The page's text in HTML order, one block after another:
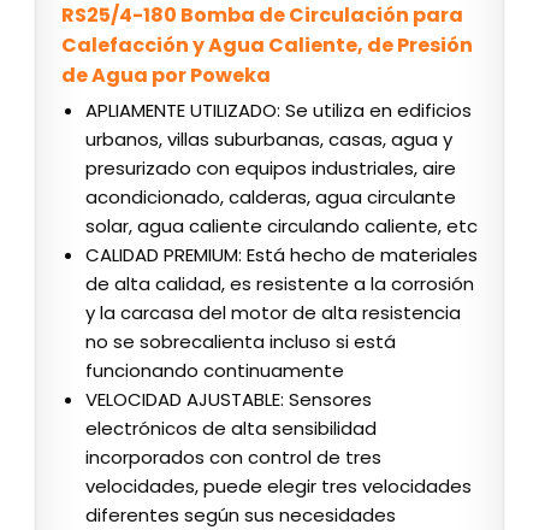
RS25/4-180 Bomba de Circulación para
Calefacción y Agua Caliente, de Presión
de Agua por Poweka
APLIAMENTE UTILIZADO: Se utiliza en edificios
urbanos, villas suburbanas, casas, agua y
presurizado con equipos industriales, aire
acondicionado, calderas, agua circulante
solar, agua caliente circulando caliente, etc
CALIDAD PREMIUM: Está hecho de materiales
de alta calidad, es resistente a la corrosión
y la carcasa del motor de alta resistencia
no se sobrecalienta incluso si está
funcionando continuamente
VELOCIDAD AJUSTABLE: Sensores
electrónicos de alta sensibilidad
incorporados con control de tres
velocidades, puede elegir tres velocidades
diferentes según sus necesidades